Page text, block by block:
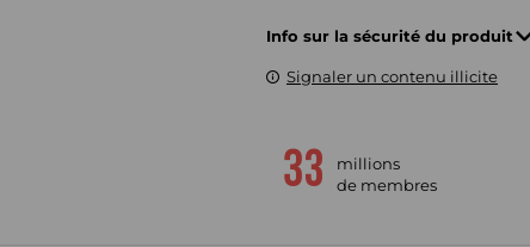
Info sur la sécurité du produit
Signaler un contenu illicite
millions
de membres